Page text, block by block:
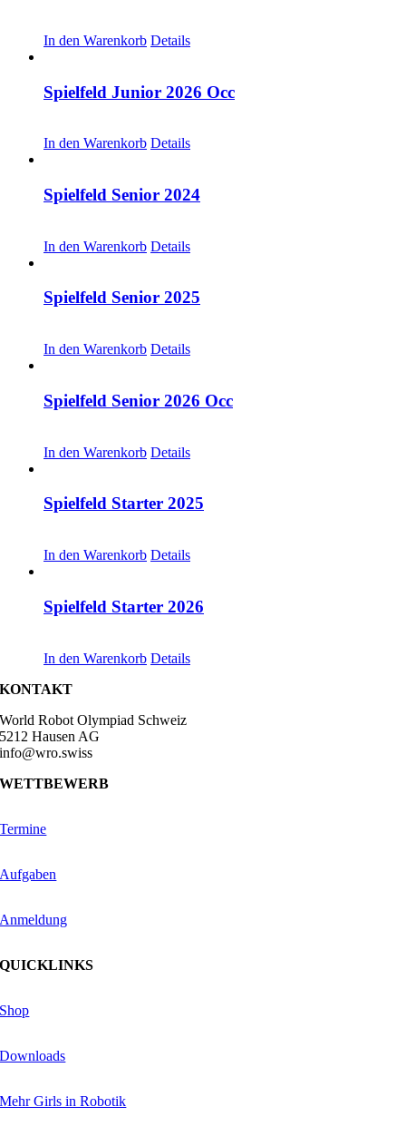
In den Warenkorb Details
Spielfeld Junior 2026 Occ
In den Warenkorb Details
Spielfeld Senior 2024
In den Warenkorb Details
Spielfeld Senior 2025
In den Warenkorb Details
Spielfeld Senior 2026 Occ
In den Warenkorb Details
Spielfeld Starter 2025
In den Warenkorb Details
Spielfeld Starter 2026
In den Warenkorb Details
KONTAKT
World Robot Olympiad Schweiz
5212 Hausen AG
info@wro.swiss
WETTBEWERB
Termine
Aufgaben
Anmeldung
QUICKLINKS
Shop
Downloads
Mehr Girls in Robotik